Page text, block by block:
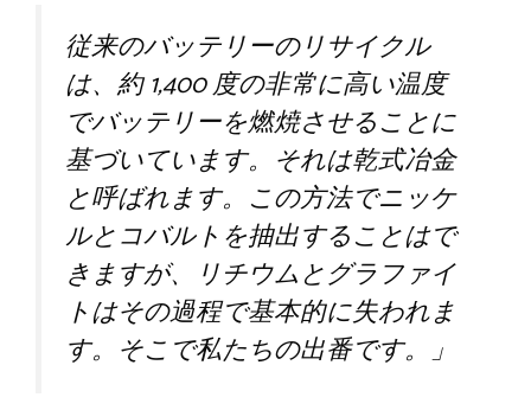
従来のバッテリーのリサイクル
は、約 1,400 度の非常に高い温度
でバッテリーを燃焼させることに
基づいています。それは乾式冶金
と呼ばれます。この方法でニッケ
ルとコバルトを抽出することはで
きますが、リチウムとグラファイ
トはその過程で基本的に失われま
す。そこで私たちの出番です。」